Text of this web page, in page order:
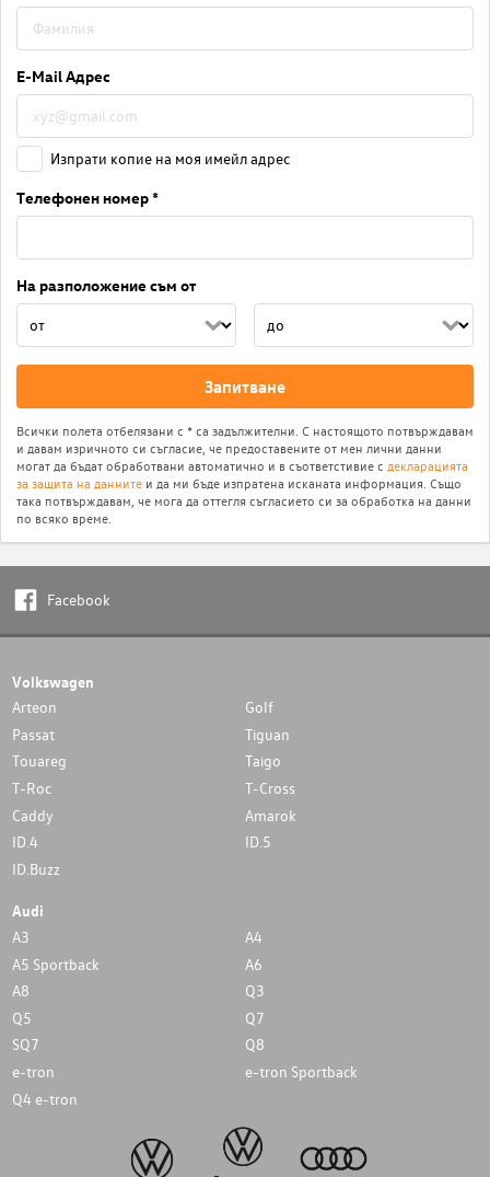
E-Mail Адрес
Изпрати копие на моя имейл адрес
Телефонен номер *
На разположение съм от
Запитване
Всички полета отбелязани с * са задължителни. С настоящото потвърждавам
и давам изричното си съгласие, че предоставените от мен лични данни
могат да бъдат обработвани автоматично и в съответстивие с декларацията
за защита на данните и да ми бъде изпратена исканата информация. Също
така потвърждавам, че мога да оттегля съгласието си за обработка на данни
по всяко време.
Facebook
Volkswagen
Arteon
Golf
Passat
Tiguan
Touareg
Taigo
T-Roc
T-Cross
Caddy
Amarok
ID.4
ID.5
ID.Buzz
Audi
A3
A4
A5 Sportback
A6
A8
Q3
Q5
Q7
SQ7
Q8
e-tron
e-tron Sportback
Q4 e-tron